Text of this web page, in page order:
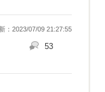
：2023/07/09 21:27:55
53